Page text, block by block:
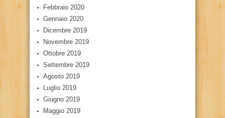
Febbraio 2020
Gennaio 2020
Dicembre 2019
Novembre 2019
Ottobre 2019
Settembre 2019
Agosto 2019
Luglio 2019
Giugno 2019
Maggio 2019